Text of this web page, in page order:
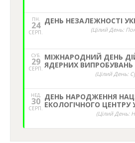
ПН.
24
СЕРП.
ДЕНЬ НЕЗАЛЕЖНОСТІ
(Цілий День:
СУБ.
29
СЕРП.
МІЖНАРОДНИЙ ДЕНЬ
ЯДЕРНИХ ВИПРОБУВАНЬ
(Цілий День:
НЕД,
30
СЕРП.
ДЕНЬ НАРОДЖЕННЯ
ЕКОЛОГІЧНОГО ЦЕНТРУ
(Цілий День: